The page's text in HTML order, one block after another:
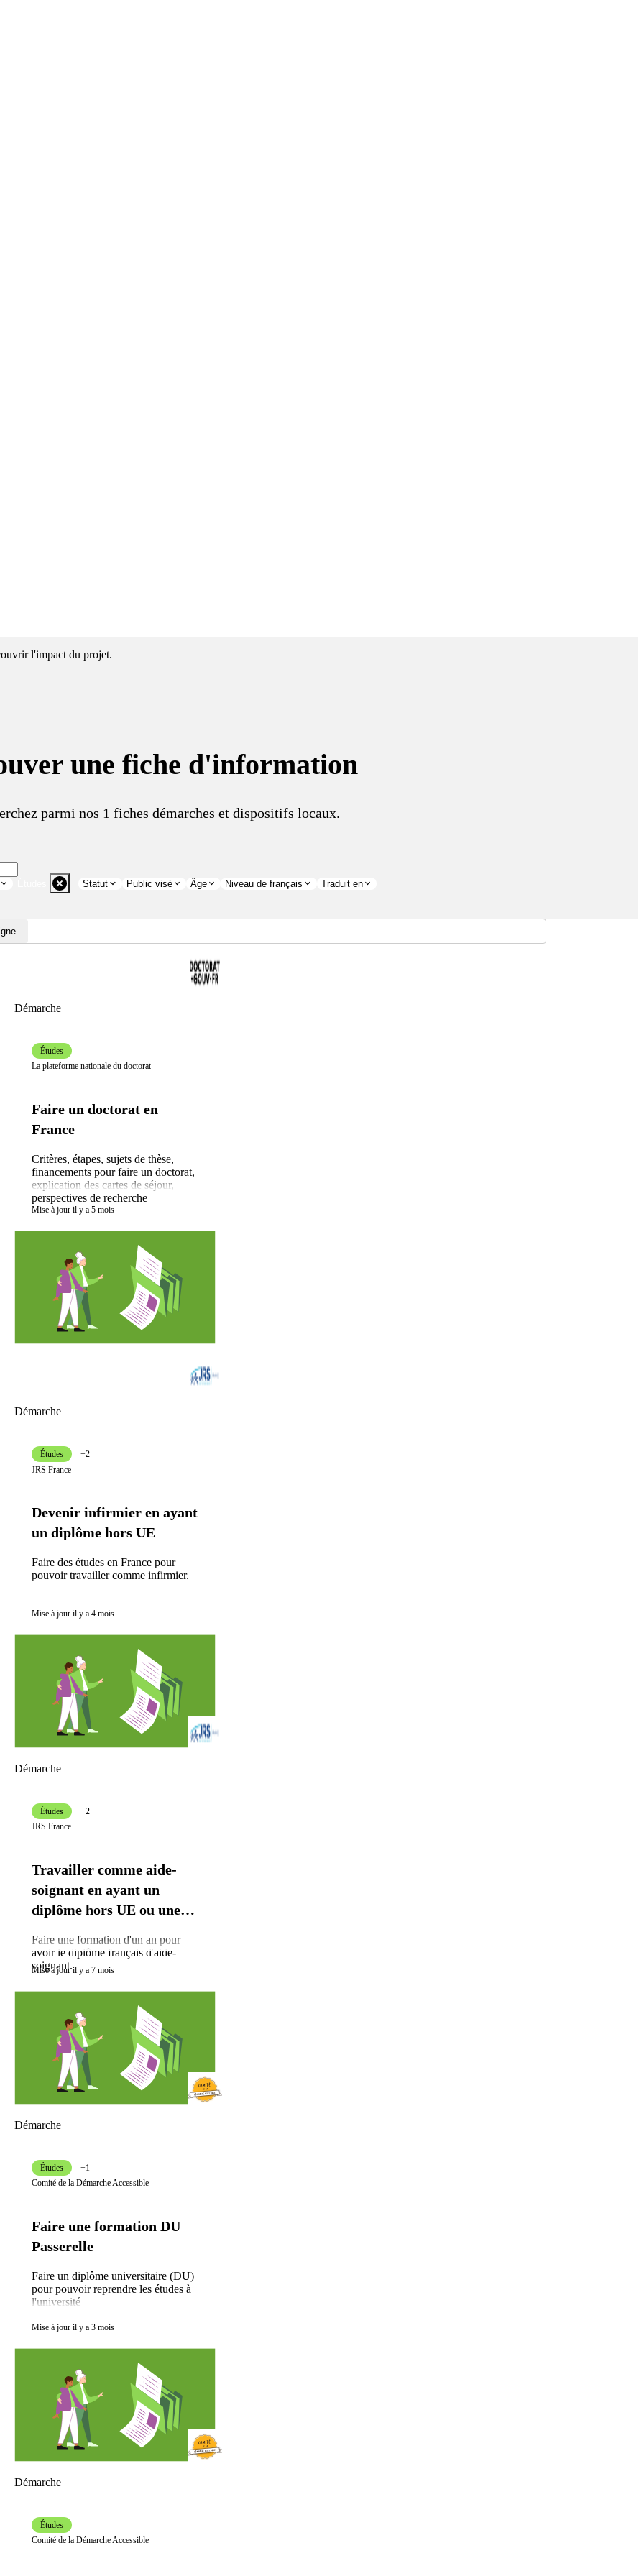
l'impact du projet.
une fiche d'information
parmi nos 1 fiches démarches et dispositifs locaux.
Statut Public visé Âge Niveau de français Traduit en
Démarche
Faire un doctorat en
France
Critères, étapes, sujets de thèse,
financements pour faire un doctorat,
explication des cartes de séjour,
perspectives de recherche
Études
La plateforme nationale du doctorat
Mise à jour il y a 5 mois
Démarche
Devenir infirmier en ayant
un diplôme hors UE
Faire des études en France pour
pouvoir travailler comme infirmier.
Études
+2
JRS France
Mise à jour il y a 4 mois
Démarche
Travailler comme aide-
soignant en ayant un
diplôme hors UE ou une
Faire une formation d'un an pour
avoir le diplôme français d'aide-
soignant.
Études
+2
JRS France
Mise à jour il y a 7 mois
Démarche
Faire une formation DU
Passerelle
Faire un diplôme universitaire (DU)
pour pouvoir reprendre les études à
l'université
Études
+1
Comité de la Démarche Accessible
Mise à jour il y a 3 mois
Démarche
Études
Comité de la Démarche Accessible